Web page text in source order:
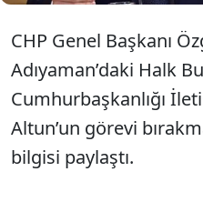
CHP Genel Başkanı
Adıyaman’daki Halk
Cumhurbaşkanlığı
Altun’un görevi
bilgisi paylaştı.